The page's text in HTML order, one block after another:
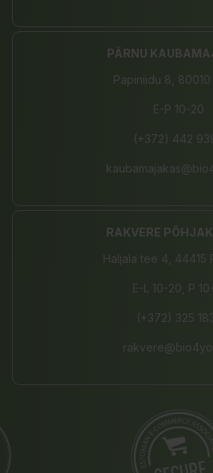
PÄRNU
Papiniidu 8, 80010
E-P 10-20
(+372) 442
RAKVERE
Haljala tee 4, 44415
E-L 10-20, P
(+372) 325